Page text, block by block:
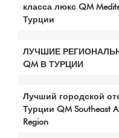
класса люкс QM
Турции
ЛУЧШИЕ
QM В ТУРЦИИ
Лучший городской
Турции QM Southeast
Region